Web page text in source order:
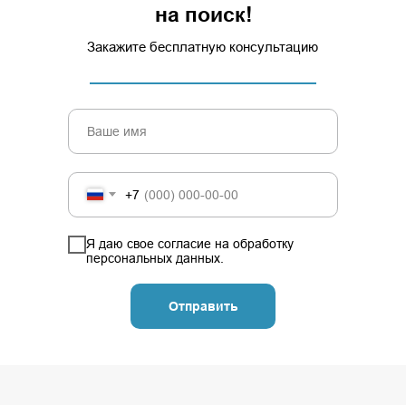
Закажите бесплатную консультацию
на поиск!
+7
Я даю свое согласие на обработку
персональных данных.
Отправить